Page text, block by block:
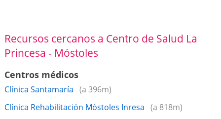
Recursos cercanos a Centro de Salud La
Princesa - Móstoles
Centros médicos
Clínica Santamaría (a 396m)
Clínica Rehabilitación Móstoles Inresa (a 818m)